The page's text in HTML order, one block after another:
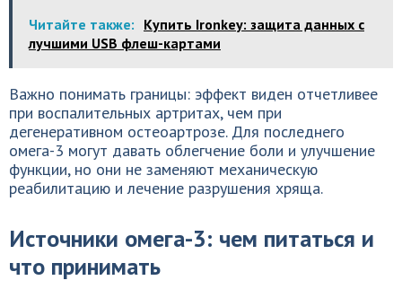
Читайте также: Купить Ironkey: защита данных с
лучшими USB флеш-картами
Важно понимать границы: эффект виден отчетливее
при воспалительных артритах, чем при
дегенеративном остеоартрозе. Для последнего
омега-3 могут давать облегчение боли и улучшение
функции, но они не заменяют механическую
реабилитацию и лечение разрушения хряща.
Источники омега-3: чем питаться и
что принимать